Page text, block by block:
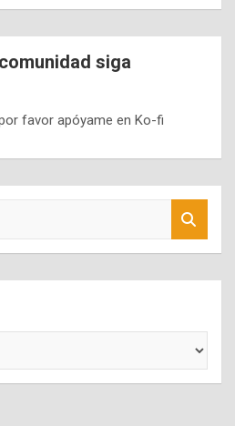
siga
favor apóyame en Ko-fi